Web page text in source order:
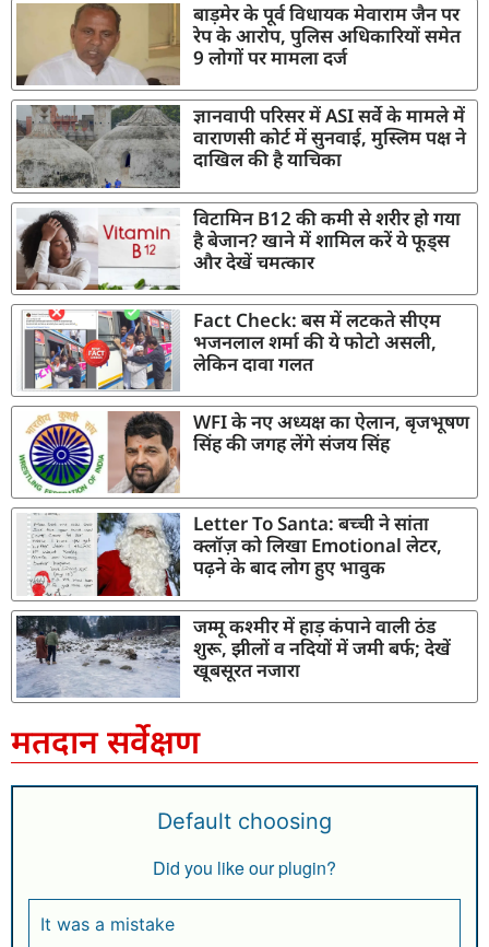
बाड़मेर के पूर्व विधायक मेवाराम जैन पर
रेप के आरोप, पुलिस अधिकारियों समेत
9 लोगों पर मामला दर्ज
ज्ञानवापी परिसर में ASI सर्वे के मामले में
वाराणसी कोर्ट में सुनवाई, मुस्लिम पक्ष ने
दाखिल की है याचिका
विटामिन B12 की कमी से शरीर हो गया
है बेजान? खाने में शामिल करें ये फूड्स
और देखें चमत्कार
Fact Check: बस में लटकते सीएम
भजनलाल शर्मा की ये फोटो असली,
लेकिन दावा गलत
WFI के नए अध्यक्ष का ऐलान, बृजभूषण
सिंह की जगह लेंगे संजय सिंह
Letter To Santa: बच्ची ने सांता
क्लॉज़ को लिखा Emotional लेटर,
पढ़ने के बाद लोग हुए भावुक
जम्मू कश्मीर में हाड़ कंपाने वाली ठंड
शुरू, झीलों व नदियों में जमी बर्फ; देखें
खूबसूरत नजारा
मतदान सर्वेक्षण
Default choosing
Did you like our plugin?
It was a mistake